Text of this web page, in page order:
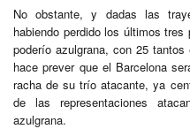
No obstante, y dadas las
habiendo perdido los últimos
poderío azulgrana, con 25
hace prever que el Barcelona
racha de su trío atacante, ya
de las representaciones
azulgrana.